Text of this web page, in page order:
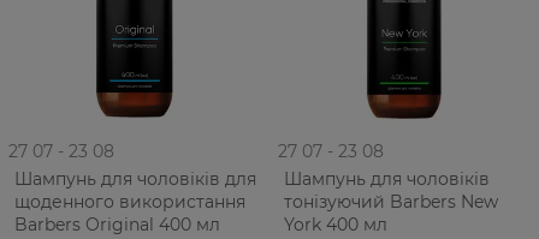
27 07 - 23 08
Шампунь для чоловіків для
щоденного використання
Barbers Original 400 мл
27 07 - 23 08
Шампунь для чоловіків
тонізуючий Barbers New
York 400 мл